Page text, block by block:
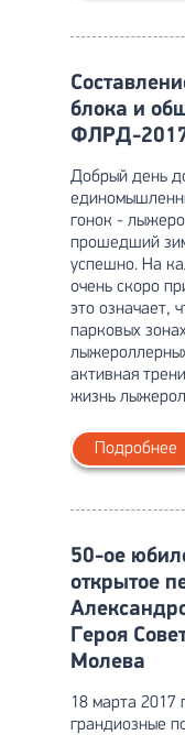
блока и
ФЛРД-
Добрый день
гонок -
прошедший
успешно. На
очень скоро
это означает,
парковых
активная
жизнь
Подробнее
50-ое
открытое
Героя
Молева
18 марта 2017
грандиозные